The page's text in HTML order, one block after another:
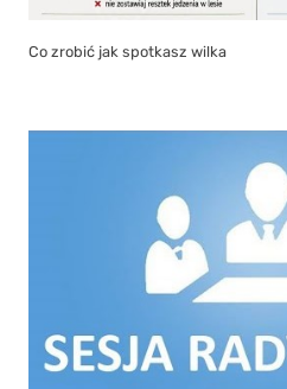
Co zrobić jak spotkasz wilka